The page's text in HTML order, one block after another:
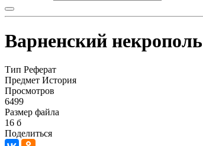
Варненский некрополь
Тип Реферат
Предмет История
Просмотров
6499
Размер файла
16 б
Поделиться